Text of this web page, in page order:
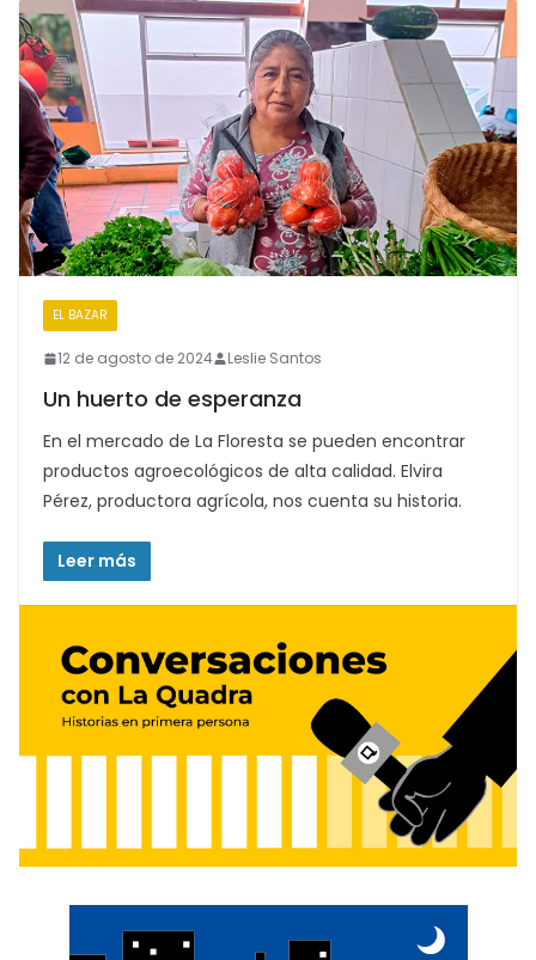
EL BAZAR
12 de agosto de 2024 Leslie Santos
Un huerto de esperanza
En el mercado de La Floresta se pueden encontrar
productos agroecológicos de alta calidad. Elvira
Pérez, productora agrícola, nos cuenta su historia.
Leer más